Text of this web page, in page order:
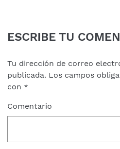
ESCRIBE TU
Tu dirección de correo
publicada. Los campos
con *
Comentario